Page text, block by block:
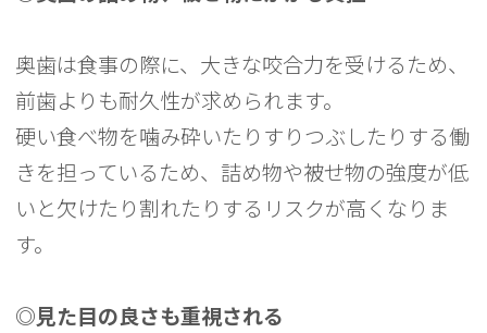
奥歯は食事の際に、大きな咬合力を受けるため、
前歯よりも耐久性が求められます。
硬い食べ物を噛み砕いたりすりつぶしたりする働
きを担っているため、詰め物や被せ物の強度が低
いと欠けたり割れたりするリスクが高くなりま
す。
◎見た目の良さも重視される